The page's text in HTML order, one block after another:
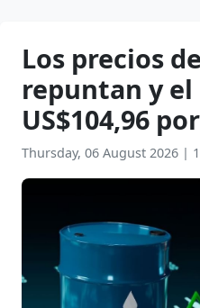
Los precios
repuntan y el
US$104,96
Thursday, 06 August 2026 |